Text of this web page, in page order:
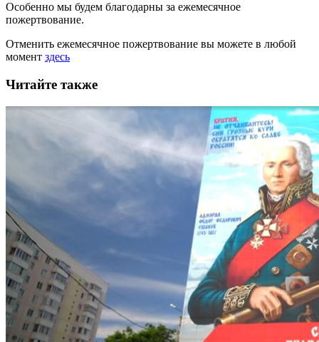
Особенно мы будем благодарны за ежемесячное
пожертвование.
Отменить ежемесячное пожертвование вы можете в любой
момент здесь
Читайте также